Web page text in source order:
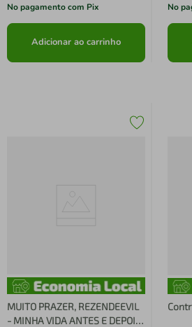
No pagamento com Pix
Adicionar ao carrinho
No
MUITO PRAZER, REZENDEEVIL
- MINHA VIDA ANTES E DEPOIS